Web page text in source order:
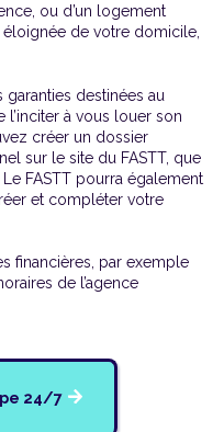
ou d’un logement
de votre domicile,
destinées au
l’inciter à vous louer son
créer un dossier
sur le site du FASTT, que
FASTT pourra également
et compléter votre
financières, par exemple
de l’agence
24/7